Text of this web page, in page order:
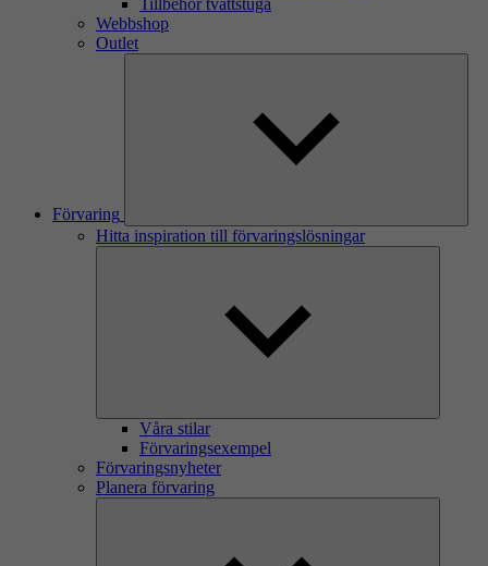
Tillbehör tvättstuga
Webbshop
Outlet
Förvaring
Hitta inspiration till förvaringslösningar
Våra stilar
Förvaringsexempel
Förvaringsnyheter
Planera förvaring